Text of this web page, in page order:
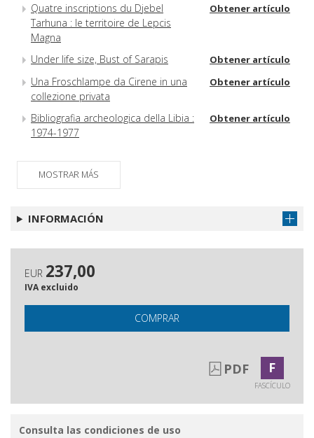
Quatre inscriptions du Djebel
Tarhuna : le territoire de Lepcis
Magna
Obtener artículo
Under life size, Bust of Sarapis Obtener artículo
Una Froschlampe da Cirene in una
collezione privata
Obtener artículo
Bibliografia archeologica della Libia :
1974-1977
Obtener artículo
MOSTRAR MÁS
INFORMACIÓN
EUR 237,00
IVA excluido
COMPRAR
PDF F
FASCÍCULO
Consulta las condiciones de uso